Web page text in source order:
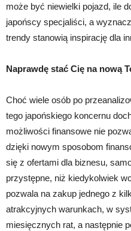
może być niewielki pojazd, ile
japońscy specjaliści, a
trendy stanowią inspirację dla
Naprawdę stać Cię na nową
Choć wiele osób po
tego japońskiego koncernu
możliwości finansowe nie
dzięki nowym sposobom
się z ofertami dla biznesu,
przystępne, niż kiedykolwiek
pozwala na zakup jednego z
atrakcyjnych warunkach, w
miesięcznych rat, a następnie